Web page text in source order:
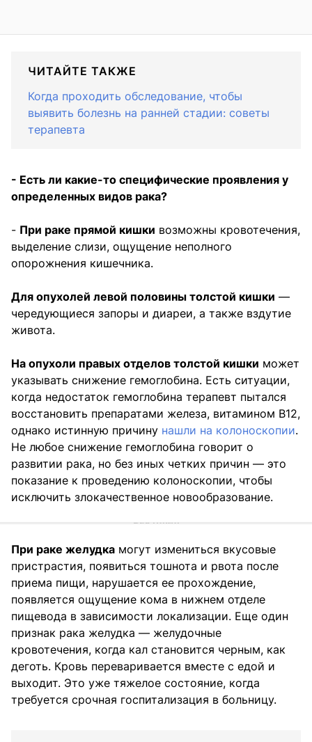
ЧИТАЙТЕ ТАКЖЕ
Когда проходить обследование, чтобы
выявить болезнь на ранней стадии: советы
терапевта
- Есть ли какие-то специфические проявления у
определенных видов рака?
- При раке прямой кишки возможны кровотечения,
выделение слизи, ощущение неполного
опорожнения кишечника.
Для опухолей левой половины толстой кишки —
чередующиеся запоры и диареи, а также вздутие
живота.
На опухоли правых отделов толстой кишки может
указывать снижение гемоглобина. Есть ситуации,
когда недостаток гемоглобина терапевт пытался
восстановить препаратами железа, витамином В12,
однако истинную причину нашли на колоноскопии.
Не любое снижение гемоглобина говорит о
развитии рака, но без иных четких причин — это
показание к проведению колоноскопии, чтобы
исключить злокачественное новообразование.
При раке желудка могут измениться вкусовые
пристрастия, появиться тошнота и рвота после
приема пищи, нарушается ее прохождение,
появляется ощущение кома в нижнем отделе
пищевода в зависимости локализации. Еще один
признак рака желудка — желудочные
кровотечения, когда кал становится черным, как
деготь. Кровь переваривается вместе с едой и
выходит. Это уже тяжелое состояние, когда
требуется срочная госпитализация в больницу.